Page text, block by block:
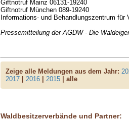
Giftnotruf Mainz 06131-19240
Giftnotruf München 089-19240
Informations- und Behandlungszentrum für
Pressemitteilung der AGDW - Die
Zeige alle Meldungen aus dem Jahr:
2017| 2016| 2015| alle
Waldbesitzerverbände und Partner: